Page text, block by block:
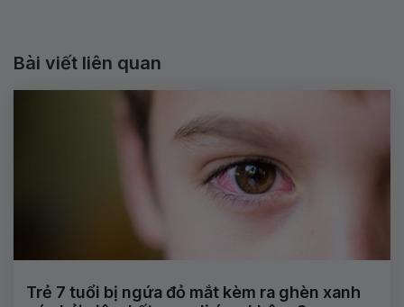
Bài viết liên quan
Trẻ 7 tuổi bị ngứa đỏ mắt kèm ra ghèn xanh